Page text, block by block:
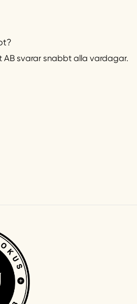
AB svarar snabbt alla vardagar.